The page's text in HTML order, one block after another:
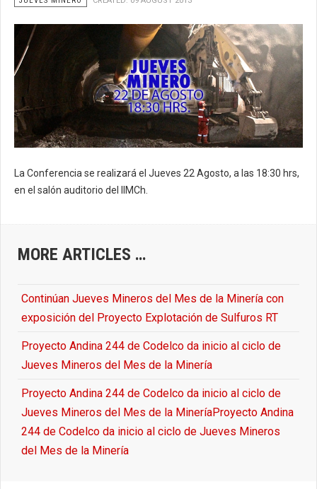
La Conferencia se realizará el Jueves 22 Agosto, a las 18:30 hrs,
en el salón auditorio del IIMCh.
MORE ARTICLES …
Continúan Jueves Mineros del Mes de la Minería con
exposición del Proyecto Explotación de Sulfuros RT
Proyecto Andina 244 de Codelco da inicio al ciclo de
Jueves Mineros del Mes de la Minería
Proyecto Andina 244 de Codelco da inicio al ciclo de
Jueves Mineros del Mes de la MineríaProyecto Andina
244 de Codelco da inicio al ciclo de Jueves Mineros
del Mes de la Minería